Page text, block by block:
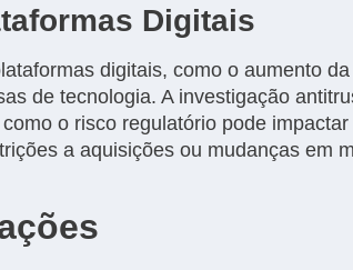
Digitais
digitais, como o aumento
de tecnologia. A investigação
o risco regulatório pode
a aquisições ou mudanças em